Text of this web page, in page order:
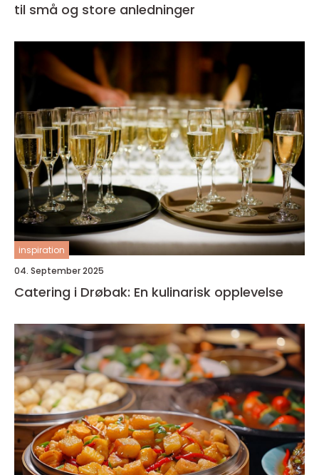
til små og store anledninger
inspiration
04. September 2025
Catering i Drøbak: En kulinarisk opplevelse